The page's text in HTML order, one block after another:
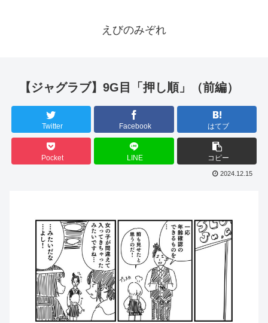
えびのみぞれ
【ジャグラブ】9G目「押し順」（前編）
Twitter Facebook はてブ
Pocket LINE コピー
2024.12.15